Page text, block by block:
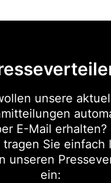
unsere
E-Mail erhalten?
tragen Sie einfach
unseren
ein: